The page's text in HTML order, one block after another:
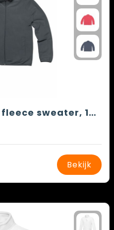
BS Niagara full zip fleece sweater, 160 gr/m²
Bekijk